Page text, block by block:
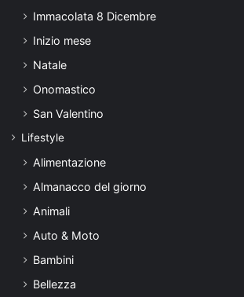
Immacolata 8 Dicembre
Inizio mese
Natale
Onomastico
San Valentino
Lifestyle
Alimentazione
Almanacco del giorno
Animali
Auto & Moto
Bambini
Bellezza